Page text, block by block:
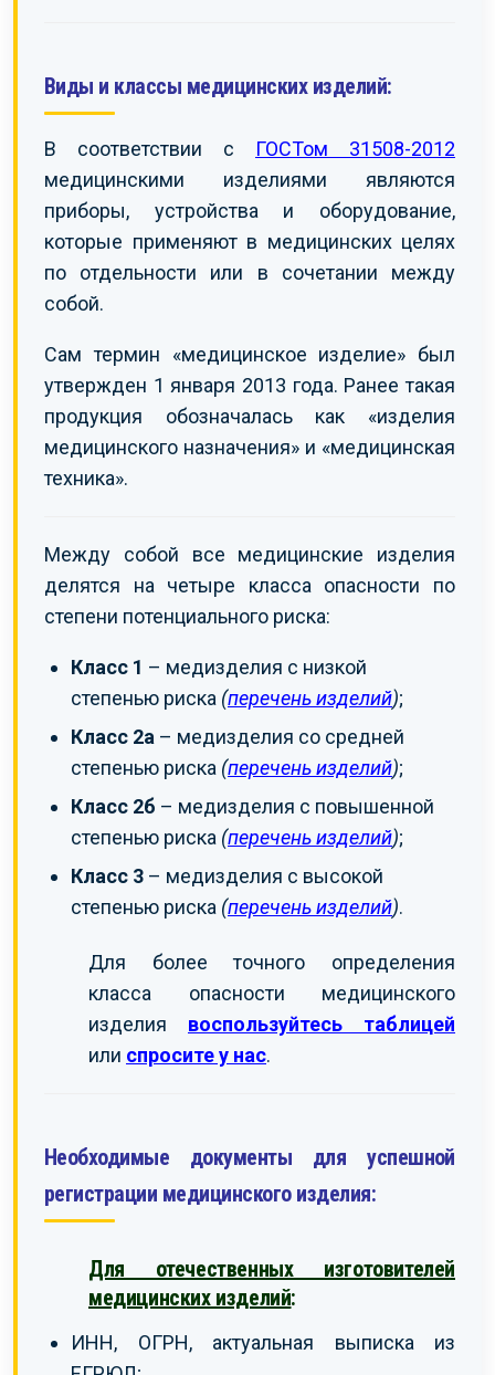
Виды и классы медицинских изделий:
В соответствии с ГОСТом 31508-2012
медицинскими изделиями являются
приборы, устройства и оборудование,
которые применяют в медицинских целях
по отдельности или в сочетании между
собой.
Сам термин «медицинское изделие» был
утвержден 1 января 2013 года. Ранее такая
продукция обозначалась как «изделия
медицинского назначения» и «медицинская
техника».
Между собой все медицинские изделия
делятся на четыре класса опасности по
степени потенциального риска:
Класс 1 – медизделия с низкой
степенью риска (перечень изделий);
Класс 2а – медизделия со средней
степенью риска (перечень изделий);
Класс 2б – медизделия с повышенной
степенью риска (перечень изделий);
Класс 3 – медизделия с высокой
степенью риска (перечень изделий).
Для более точного определения
класса опасности медицинского
изделия воспользуйтесь таблицей
или спросите у нас.
Необходимые документы для успешной
регистрации медицинского изделия:
Для отечественных изготовителей
медицинских изделий:
ИНН, ОГРН, актуальная выписка из